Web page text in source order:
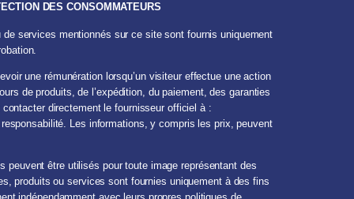
DES CONSOMMATEURS
services mentionnés sur ce site sont fournis uniquement
une rémunération lorsqu’un visiteur effectue une action
de produits, de l’expédition, du paiement, des garanties
directement le fournisseur officiel à :
Les informations, y compris les prix, peuvent
peuvent être utilisés pour toute image représentant des
produits ou services sont fournies uniquement à des fins